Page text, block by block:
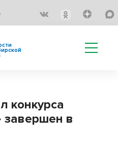
конкурса
завершен в